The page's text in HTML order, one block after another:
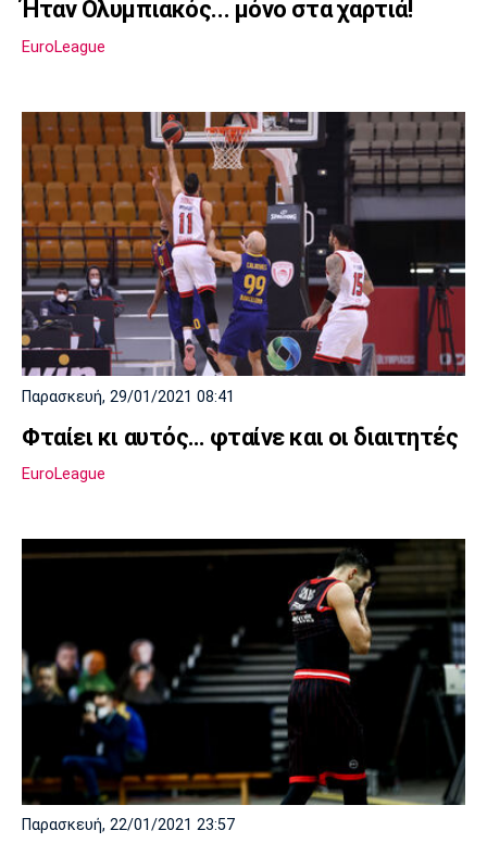
Ήταν Ολυμπιακός... μόνο στα χαρτιά!
EuroLeague
Παρασκευή, 29/01/2021 08:41
Φταίει κι αυτός… φταίνε και οι διαιτητές
EuroLeague
Παρασκευή, 22/01/2021 23:57